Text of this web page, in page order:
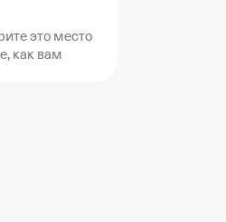
это место
как вам